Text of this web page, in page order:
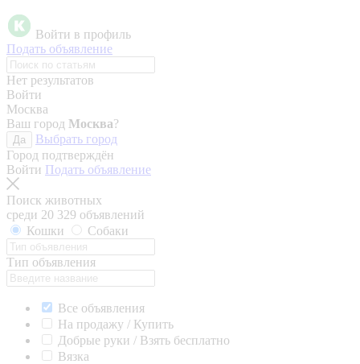
Войти в профиль
Подать объявление
Нет результатов
Войти
Москва
Ваш город Москва?
Да
Выбрать город
Город подтверждён
Войти Подать объявление
Поиск животных
среди 20 329 объявлений
Кошки
Собаки
Тип объявления
Все объявления
На продажу / Купить
Добрые руки / Взять бесплатно
Вязка